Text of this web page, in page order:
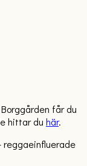
får du
hittar du här.
reggaeinfluerade